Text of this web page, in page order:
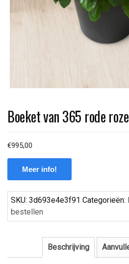
Boeket van 365 rode
€995,00
Meer info!
SKU: 3d693e4e3f91 Categorieën:
bestellen
Beschrijving